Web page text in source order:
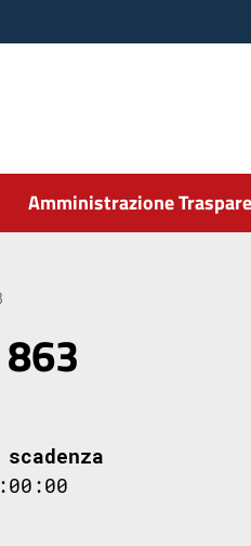
Amministrazione